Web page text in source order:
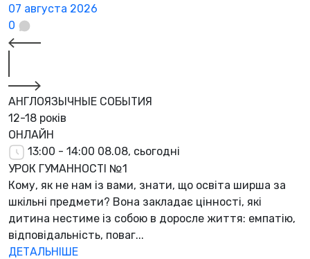
07 августа 2026
0
АНГЛОЯЗЫЧНЫЕ СОБЫТИЯ
12-18 років
ОНЛАЙН
13:00 - 14:00 08.08, сьогодні
УРОК ГУМАННОСТІ №1
Кому, як не нам із вами, знати, що освіта ширша за
шкільні предмети? Вона закладає цінності, які
дитина нестиме із собою в доросле життя: емпатію,
відповідальність, поваг...
ДЕТАЛЬНІШЕ